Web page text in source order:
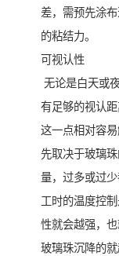
差，需预先涂
的粘结力。
可视认性
无论是白天或
有足够的视认
这一点相对容
先取决于玻璃
量，过多或过
工时的温度控
性就会越强，
玻璃珠沉降的